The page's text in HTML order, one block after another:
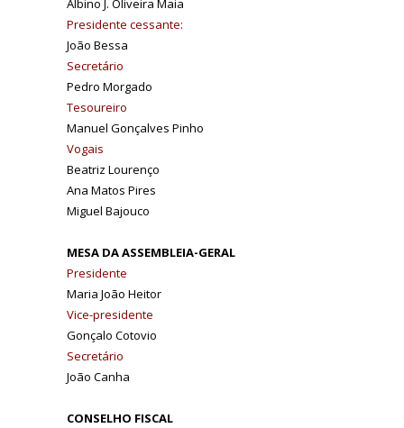
Albino J. Oliveira Maia
Presidente cessante:
João Bessa
Secretário
Pedro Morgado
Tesoureiro
Manuel Gonçalves Pinho
Vogais
Beatriz Lourenço
Ana Matos Pires
Miguel Bajouco
MESA DA ASSEMBLEIA-GERAL
Presidente
Maria João Heitor
Vice-presidente
Gonçalo Cotovio
Secretário
João Canha
CONSELHO FISCAL